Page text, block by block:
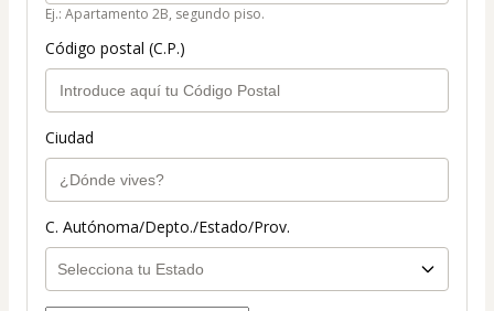
Ej.: Apartamento 2B, segundo piso.
Código postal (C.P.)
Ciudad
C. Autónoma/Depto./Estado/Prov.